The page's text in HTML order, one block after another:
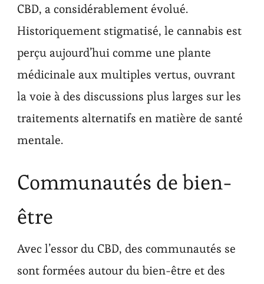
CBD, a considérablement évolué.
Historiquement stigmatisé, le cannabis est
perçu aujourd’hui comme une plante
médicinale aux multiples vertus, ouvrant
la voie à des discussions plus larges sur les
traitements alternatifs en matière de santé
mentale.
Communautés de bien-
être
Avec l’essor du CBD, des communautés se
sont formées autour du bien-être et des